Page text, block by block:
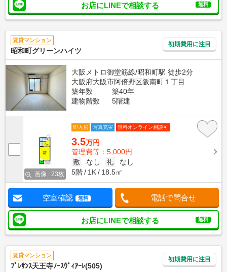
お店にLINEで相談する 無料
賃貸マンション
昭和町グリーンハイツ
初期費用に注目
大阪メトロ御堂筋線/昭和町駅 徒歩2分
大阪府大阪市阿倍野区阪南町１丁目
築年数
築40年
建物階数
5階建
画像 : 23枚
即入居 写真充実 無料オンライン相談可
3.5万円
管理費等：5,000円
敷
なし 礼
なし
5階
1K 18.5㎡
空室確認 無料 電話で問合せ
お店にLINEで相談する 無料
賃貸マンション
ﾌﾟﾚｻﾝｽ天王寺ﾉｰｽｳﾞｨｱｰﾚ(505)
初期費用に注目